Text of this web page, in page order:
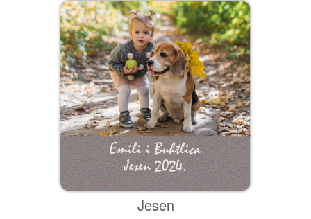
Majčin dan
Očev dan
Valentinovo
Božić i Nova godina
Jesen